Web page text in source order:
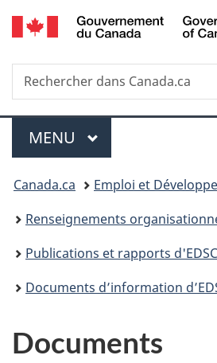
au
à
Au
du
à
Recherche
Rechercher
dans
Menu
MENU PRINCIPAL
Vous
êtes
ici :
Canada.ca
Emploi et
Renseignements
Publications et rapports d'EDSC
Documents d’information
Documents